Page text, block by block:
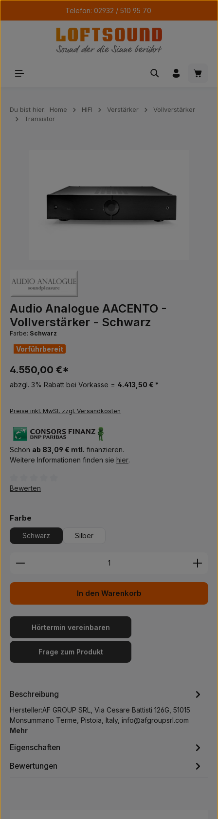
Zum Hauptinhalt springenTelefon: 02932 / 510 95 70
Du bist hier: Home HIFI Verstärker
Vollverstärker
Transistor
Audio Analogue AACENTO -
Vollverstärker - Schwarz
Farbe: Schwarz
Vorführbereit
4.550,00 €*
abzgl. 3% Rabatt bei Vorkasse = 4.413,50 € *
Preise inkl. MwSt. zzgl. Versandkosten
Schon ab 83,09 € mtl. finanzieren.
Weitere Informationen finden sie hier.
Durchschnittliche Bewertung von 0 von 5 Sternen
Bewerten
Farbe
Schwarz Silber
Produkt Anzahl: Gib den gewünschten Wert ein
In den Warenkorb
Hörtermin vereinbaren
Frage zum Produkt
Beschreibung
Hersteller:AF GROUP SRL, Via Cesare Battisti 126G, 51015
Monsummano Terme, Pistoia, Italy, info@afgroupsrl.com
Mehr
Eigenschaften
Bewertungen